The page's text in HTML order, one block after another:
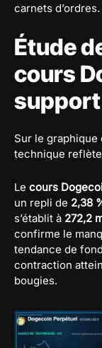
carnets d’ordres.
Étude
cours
Sur le graphique
technique
Le cours
un repli de 2,38
s’établit à 272,2
confirme le
tendance de
contraction
bougies.